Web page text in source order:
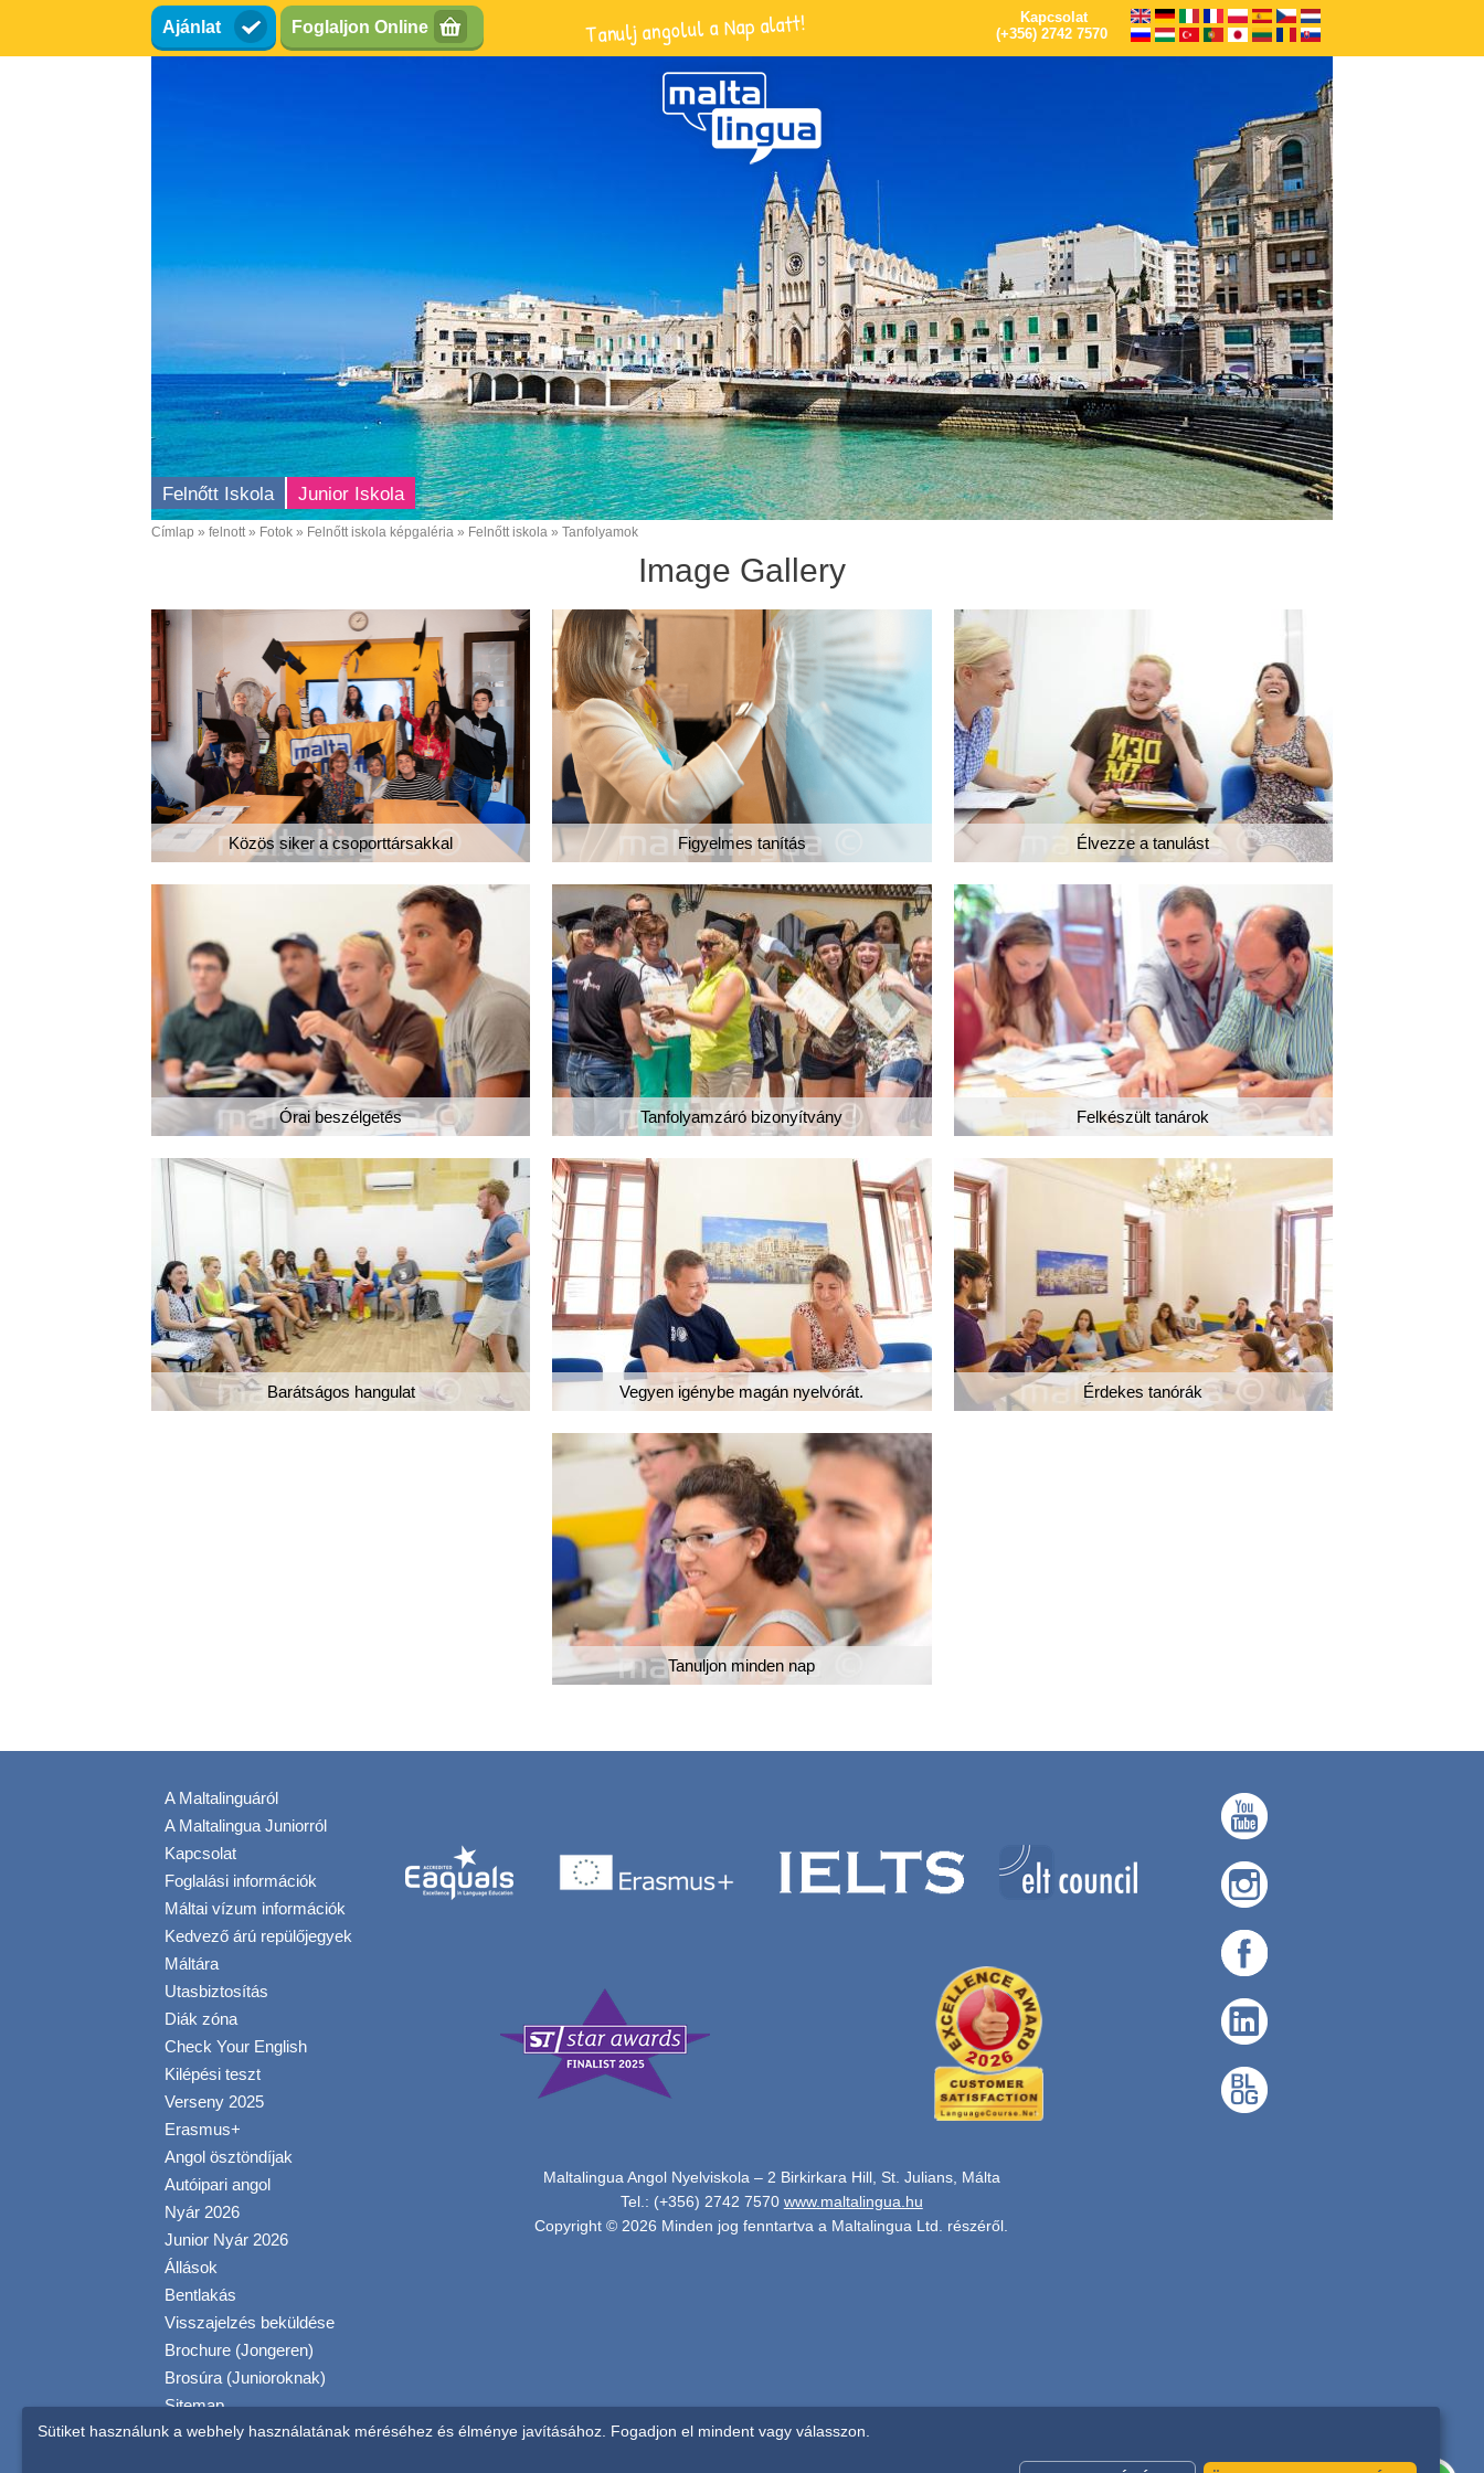
Ajánlat Foglaljon Online Tanulj angolul a Nap alatt!
Kapcsolat
(+356) 2742 7570
Felnőtt Iskola Junior Iskola
Címlap felnott Fotok Felnőtt iskola képgaléria Felnőtt iskola Tanfolyamok
Image Gallery
Közös siker a csoporttársakkal Figyelmes tanítás Élvezze a tanulást
Órai beszélgetés Tanfolyamzáró bizonyítvány Felkészült tanárok
Barátságos hangulat Vegyen igénybe magán nyelvórát. Érdekes tanórák
Tanuljon minden nap
A Maltalinguáról
A Maltalingua Juniorról
Kapcsolat
Foglalási információk
Máltai vízum információk
Kedvező árú repülőjegyek
Máltára
Utasbiztosítás
Diák zóna
Check Your English
Kilépési teszt
Verseny 2025
Erasmus+
Angol ösztöndíjak
Autóipari angol
Nyár 2026
Junior Nyár 2026
Állások
Bentlakás
Visszajelzés beküldése
Brochure (Jongeren)
Brosúra (Junioroknak)
Sitemap
Általános Szerződési
Maltalingua Angol Nyelviskola – 2 Birkirkara Hill, St. Julians, Málta
Tel.: (+356) 2742 7570 www.maltalingua.hu
Copyright © 2026 Minden jog fenntartva a Maltalingua Ltd. részéről.
Sütiket használunk a webhely használatának méréséhez és élménye javításához. Fogadjon el mindent vagy válasszon.